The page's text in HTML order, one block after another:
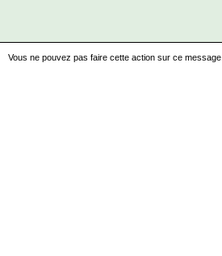
Vous ne pouvez pas faire cette action sur ce message.